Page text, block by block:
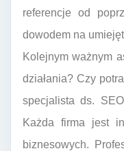
referencje od
dowodem na
Kolejnym ważnym
działania? Czy
specjalista ds.
Każda firma jest
biznesowych.